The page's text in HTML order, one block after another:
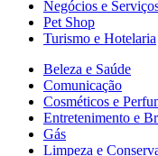
Negócios e
Pet Shop
Turismo e Hotelaria
Beleza e Saúde
Comunicação
Cosméticos e
Entretenimento e
Gás
Limpeza e